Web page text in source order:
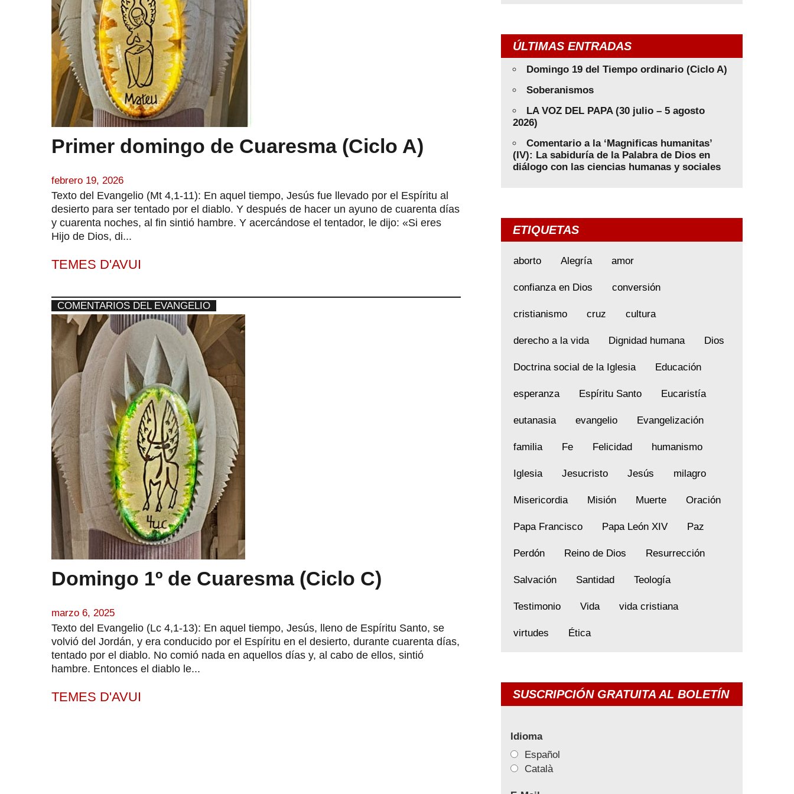
Primer domingo de Cuaresma (Ciclo A)
febrero 19, 2026
Texto del Evangelio (Mt 4,1-11): En aquel tiempo, Jesús fue llevado por el Espíritu al
desierto para ser tentado por el diablo. Y después de hacer un ayuno de cuarenta días
y cuarenta noches, al fin sintió hambre. Y acercándose el tentador, le dijo: «Si eres
Hijo de Dios, di...
TEMES D'AVUI
COMENTARIOS DEL EVANGELIO
Domingo 1º de Cuaresma (Ciclo C)
marzo 6, 2025
Texto del Evangelio (Lc 4,1-13): En aquel tiempo, Jesús, lleno de Espíritu Santo, se
volvió del Jordán, y era conducido por el Espíritu en el desierto, durante cuarenta días,
tentado por el diablo. No comió nada en aquellos días y, al cabo de ellos, sintió
hambre. Entonces el diablo le...
TEMES D'AVUI
ÚLTIMAS ENTRADAS
Domingo 19 del Tiempo ordinario (Ciclo A)
Soberanismos
LA VOZ DEL PAPA (30 julio – 5 agosto
2026)
Comentario a la ‘Magnificas humanitas’
(IV): La sabiduría de la Palabra de Dios en
diálogo con las ciencias humanas y sociales
ETIQUETAS
aborto Alegría amor
confianza en Dios conversión
cristianismo cruz cultura
derecho a la vida Dignidad humana Dios
Doctrina social de la Iglesia Educación
esperanza Espíritu Santo Eucaristía
eutanasia evangelio Evangelización
familia Fe Felicidad humanismo
Iglesia Jesucristo Jesús milagro
Misericordia Misión Muerte Oración
Papa Francisco Papa León XIV Paz
Perdón Reino de Dios Resurrección
Salvación Santidad Teología
Testimonio Vida vida cristiana
virtudes Ética
SUSCRIPCIÓN GRATUITA AL BOLETÍN
Idioma
Español
Català